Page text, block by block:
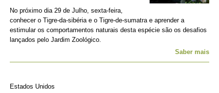
No próximo dia 29 de Julho, sexta-feira,
conhecer o Tigre-da-sibéria e o Tigre-de-sumatra e aprender a
estimular os comportamentos naturais desta espécie são os desafios
lançados pelo Jardim Zoológico.
Saber mais
Estados Unidos